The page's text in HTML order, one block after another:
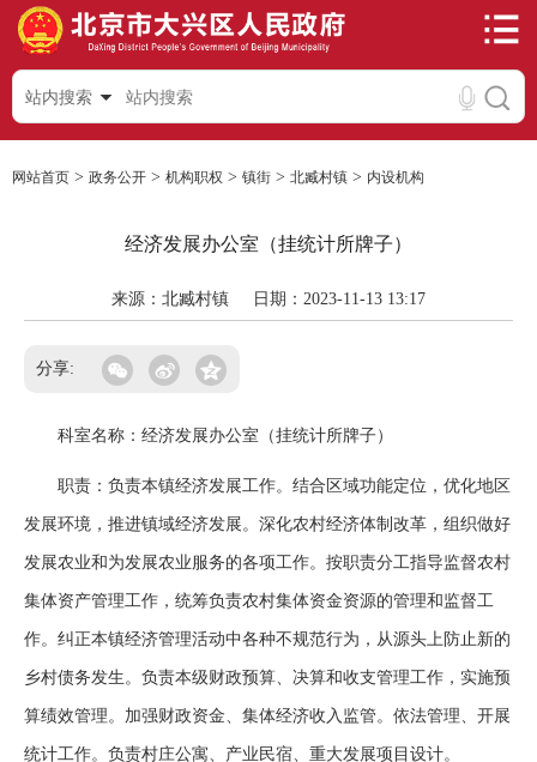
站内搜索
网站首页 > 政务公开 > 机构职权 > 镇街 > 北臧村镇 > 内设机构
经济发展办公室（挂统计所牌子）
来源：北臧村镇 日期：2023-11-13 13:17
分享:
科室名称：经济发展办公室（挂统计所牌子）
职责：负责本镇经济发展工作。结合区域功能定位，优化地区
发展环境，推进镇域经济发展。深化农村经济体制改革，组织做好
发展农业和为发展农业服务的各项工作。按职责分工指导监督农村
集体资产管理工作，统筹负责农村集体资金资源的管理和监督工
作。纠正本镇经济管理活动中各种不规范行为，从源头上防止新的
乡村债务发生。负责本级财政预算、决算和收支管理工作，实施预
算绩效管理。加强财政资金、集体经济收入监管。依法管理、开展
统计工作。负责村庄公寓、产业民宿、重大发展项目设计。